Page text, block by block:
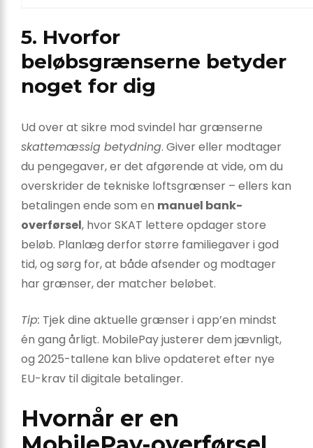
5. Hvorfor
beløbsgrænserne betyder
noget for dig
Ud over at sikre mod svindel har grænserne
skatte­mæssig betydning. Giver eller modtager
du pengegaver, er det afgørende at vide, om du
overskrider de tekniske loftsgrænser – ellers kan
betalingen ende som en manuel bank­
overførsel, hvor SKAT lettere opdager store
beløb. Planlæg derfor større familie­gaver i god
tid, og sørg for, at både afsender og modtager
har grænser, der matcher beløbet.
Tip: Tjek dine aktuelle grænser i app’en mindst
én gang årligt. MobilePay justerer dem jævnligt,
og 2025-tallene kan blive opdateret efter nye
EU-krav til digitale betalinger.
Hvornår er en